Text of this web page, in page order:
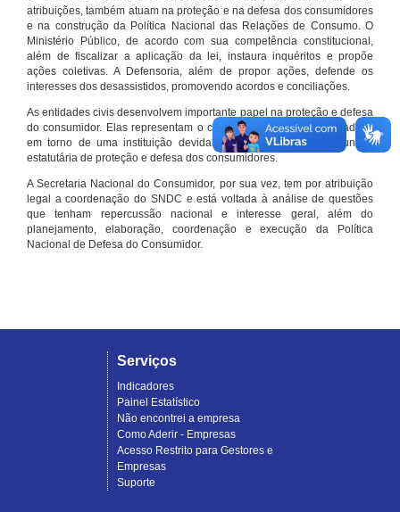
atribuições, também atuam na proteção e na defesa dos consumidores
e na construção da Política Nacional das Relações de Consumo. O
Ministério Público, de acordo com sua competência constitucional,
além de fiscalizar a aplicação da lei, instaura inquéritos e propõe
ações coletivas. A Defensoria, além de propor ações, defende os
interesses dos desassistidos, promovendo acordos e conciliações.
As entidades civis desenvolvem importante papel na proteção e defesa
do consumidor. Elas representam o conjunto organizado de cidadãos
em torno de uma instituição devidamente registrada e com função
estatutária de proteção e defesa dos consumidores.
A Secretaria Nacional do Consumidor, por sua vez, tem por atribuição
legal a coordenação do SNDC e está voltada à análise de questões
que tenham repercussão nacional e interesse geral, além do
planejamento, elaboração, coordenação e execução da Política
Nacional de Defesa do Consumidor.
Serviços
Indicadores
Painel Estatístico
Não encontrei a empresa
Como Aderir - Empresas
Acesso Restrito para Gestores e
Empresas
Suporte